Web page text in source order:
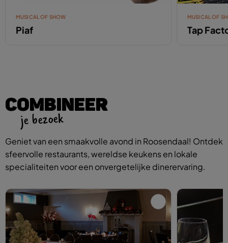
MUSICAL OF SHOW
Piaf
MUSICAL OF
Tap
COMBINEER
je bezoek
Geniet van een smaakvolle avond in Roosendaal! Ontdek
sfeervolle restaurants, wereldse keukens en lokale
specialiteiten voor een onvergetelijke dinerervaring.